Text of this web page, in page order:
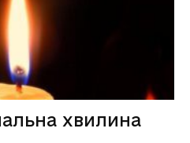
хвилина